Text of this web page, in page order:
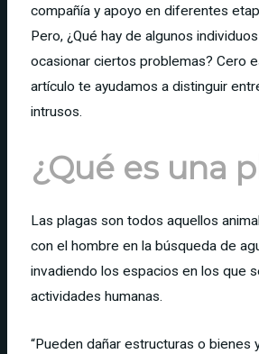
compañía y apoyo en diferentes
Pero, ¿Qué hay de algunos
ocasionar ciertos problemas? Cero
artículo te ayudamos a distinguir
intrusos.
¿Qué es una
Las plagas son todos aquellos
con el hombre en la búsqueda de
invadiendo los espacios en los que
actividades humanas.
“Pueden dañar estructuras o bienes